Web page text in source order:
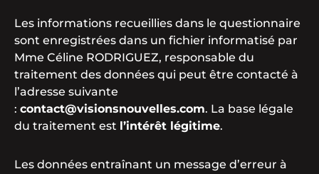
Les informations recueillies dans le questionnaire
sont enregistrées dans un fichier informatisé par
Mme Céline RODRIGUEZ, responsable du
traitement des données qui peut être contacté à
l’adresse suivante
: contact@visionsnouvelles.com. La base légale
du traitement est l’intérêt légitime.
Les données entraînant un message d’erreur à